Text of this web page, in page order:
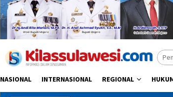
NASIONAL INTERNASIONAL REGIONAL